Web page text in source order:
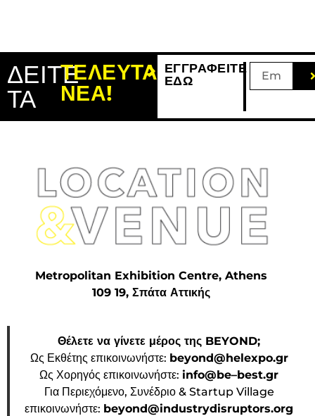
ΔΕΙΤΕ
ΤΑ
ΤΕΛΕΥΤΑΙΑ
ΝΕΑ!
ΕΓΓΡΑΦΕΙΤΕ
ΕΔΩ
Metropolitan Exhibition Centre, Athens
109 19, Σπάτα Αττικής
Θέλετε να γίνετε μέρος της BEYOND;
Ως Εκθέτης επικοινωνήστε: beyond@helexpo.gr
Ως Χορηγός επικοινωνήστε: info@be–best.gr
Για Περιεχόμενο, Συνέδριο & Startup Village
επικοινωνήστε: beyond@industrydisruptors.org